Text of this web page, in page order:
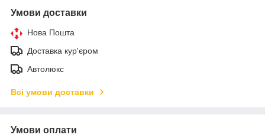
Умови доставки
Нова Пошта
Доставка кур'єром
Автолюкс
Всі умови доставки
Умови оплати